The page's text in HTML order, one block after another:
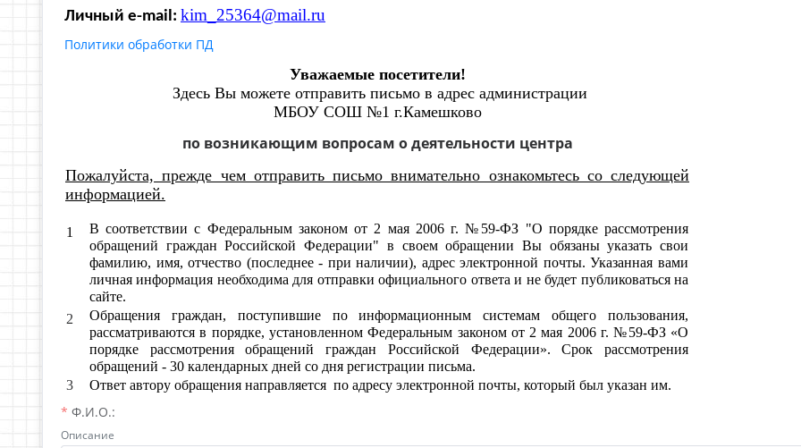
Личный e-mail: kim_25364@mail.ru
Политики обработки ПД
Уважаемые посетители!
Здесь Вы можете отправить письмо в адрес администрации
МБОУ СОШ №1 г.Камешково
по возникающим вопросам о деятельности центра
Пожалуйста, прежде чем отправить письмо внимательно ознакомьтесь со следующей
информацией.
1
В соответствии с Федеральным законом от 2 мая 2006 г. №59-ФЗ "О порядке рассмотрения
обращений граждан Российской Федерации" в своем обращении Вы обязаны указать свои
фамилию, имя, отчество (последнее - при наличии), адрес электронной почты. Указанная вами
личная информация необходима для отправки официального ответа и не будет публиковаться на
сайте.
2
Обращения граждан, поступившие по информационным системам общего пользования,
рассматриваются в порядке, установленном Федеральным законом от 2 мая 2006 г. №59-ФЗ «О
порядке рассмотрения обращений граждан Российской Федерации». Срок рассмотрения
обращений - 30 календарных дней со дня регистрации письма.
3
Ответ автору обращения направляется по адресу электронной почты, который был указан им.
Ф.И.О.:
Описание